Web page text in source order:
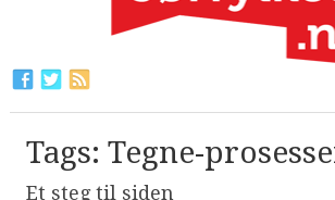
Tags: Tegne-
Et steg til siden